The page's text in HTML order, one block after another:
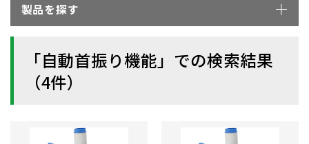
製品を探す
「自動首振り機能」での検索結果
（4件）